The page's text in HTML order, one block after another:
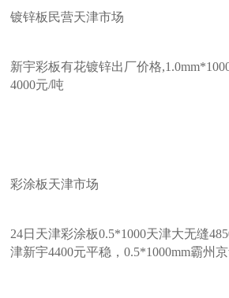
镀锌板民营天津市场
新宇彩板有花镀锌出厂价格
4000元/吨
彩涂板天津市场
24日天津彩涂板0.5*1000天津大无缝
津新宇4400元平稳，0.5*1000mm霸州